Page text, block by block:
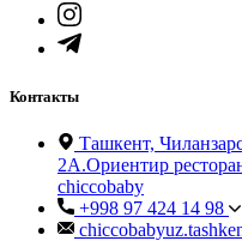
Контакты
Ташкент,
2А.Ориентир
chiccobaby
+998 97 424 14 98